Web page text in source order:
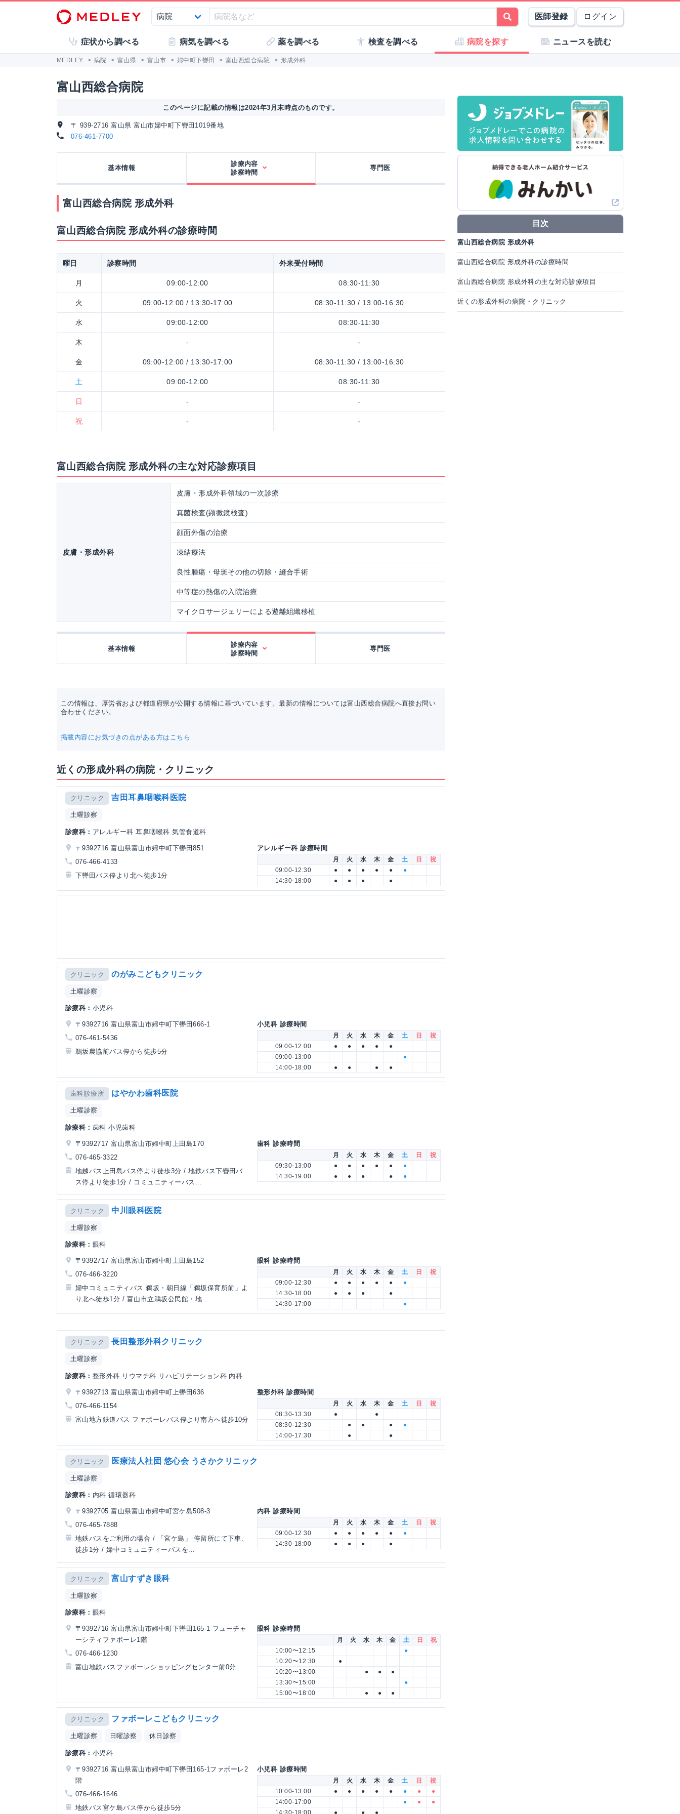
医師登録 ログイン
症状から調べる 病気を調べる 薬を調べる 検査を調べる 病院を探す ニュースを読む
MEDLEY > 病院 > 富山県 > 富山市 > 婦中町下轡田 > 富山西総合病院 > 形成外科
富山西総合病院
このページに記載の情報は2024年3月末時点のものです。
〒 939-2716 富山県 富山市婦中町下轡田1019番地
076-461-7700
基本情報
診療内容
診察時間
専門医
富山西総合病院 形成外科
富山西総合病院 形成外科の診療時間
曜日 診察時間 外来受付時間
月 09:00-12:00 08:30-11:30
火 09:00-12:00 / 13:30-17:00 08:30-11:30 / 13:00-16:30
水 09:00-12:00 08:30-11:30
木 - -
金 09:00-12:00 / 13:30-17:00 08:30-11:30 / 13:00-16:30
土 09:00-12:00 08:30-11:30
日 - -
祝 - -
富山西総合病院 形成外科の主な対応診療項目
皮膚・形成外科
皮膚・形成外科領域の一次診療
真菌検査(顕微鏡検査)
顔面外傷の治療
凍結療法
良性腫瘍・母斑その他の切除・縫合手術
中等症の熱傷の入院治療
マイクロサージェリーによる遊離組織移植
基本情報
診療内容
診察時間
専門医
この情報は、厚労省および都道府県が公開する情報に基づいています。最新の情報については富山西総合病院へ直接お問い
合わせください。
掲載内容にお気づきの点がある方はこちら
近くの形成外科の病院・クリニック
クリニック 吉田耳鼻咽喉科医院
土曜診察
診療科： アレルギー科 耳鼻咽喉科 気管食道科
〒9392716 富山県富山市婦中町下轡田851
076-466-4133
下轡田バス停より北へ徒歩1分
アレルギー科 診療時間
月 火 水 木 金 土 日
祝
09:00-12:30
● ● ● ● ●
●
14:30-18:00
● ● ● ●
クリニック のがみこどもクリニック
土曜診察
診療科： 小児科
〒9392716 富山県富山市婦中町下轡田666-1
076-461-5436
鵜坂農協前バス停から徒歩5分
小児科 診療時間
月 火 水 木 金 土 日
祝
09:00-12:00
● ● ● ●
●
09:00-13:00
●
14:00-18:00
● ● ● ●
歯科診療所 はやかわ歯科医院
土曜診察
診療科： 歯科 小児歯科
〒9392717 富山県富山市婦中町上田島170
076-465-3322
地越バス上田島バス停より徒歩3分 / 地鉄バス下轡田バ
ス停より徒歩1分 / コミュニティーバス...
歯科 診療時間
月 火 水 木 金 土 日
祝
09:30-13:00
● ● ● ● ●
●
14:30-19:00
● ● ● ● ●
クリニック 中川眼科医院
土曜診察
診療科： 眼科
〒9392717 富山県富山市婦中町上田島152
076-466-3220
婦中コミュニティバス 鵜坂・朝日線「鵜坂保育所前」よ
り北へ徒歩1分 / 富山市立鵜坂公民館・地...
眼科 診療時間
月 火 水 木 金 土 日
祝
09:00-12:30
● ● ● ● ●
●
14:30-18:00
● ● ●
●
14:30-17:00
●
クリニック 長田整形外科クリニック
土曜診察
診療科： 整形外科 リウマチ科 リハビリテーション科 内科
〒9392713 富山県富山市婦中町上轡田636
076-466-1154
富山地方鉄道バス ファボーレバス停より南方へ徒歩10分
整形外科 診療時間
月 火 水 木 金 土 日
祝
08:30-13:30
●
●
08:30-12:30
● ● ●
●
14:00-17:30
● ●
クリニック 医療法人社団 悠心会 うさかクリニック
土曜診察
診療科： 内科 循環器科
〒9392705 富山県富山市婦中町宮ケ島508-3
076-465-7888
地鉄バスをご利用の場合 / 「宮ケ島」 停留所にて下車、
徒歩1分 / 婦中コミュニティーバスを...
内科 診療時間
月 火 水 木 金 土 日
祝
09:00-12:30
● ● ● ● ●
●
14:30-18:00
● ● ● ●
クリニック 富山すずき眼科
土曜診察
診療科： 眼科
〒9392716 富山県富山市婦中町下轡田165-1 フューチャ
ーシティファボーレ1階
076-466-1230
富山地鉄バスファボーレショッピングセンター前0分
眼科 診療時間
月 火 水 木 金 土 日
祝
10:00〜12:15
●
10:20〜12:30
●
10:20〜13:00
● ●
●
13:30〜15:00
●
15:00〜18:00
● ● ●
クリニック ファボーレこどもクリニック
土曜診察 日曜診察 休日診察
診療科： 小児科
〒9392716 富山県富山市婦中町下轡田165-1ファボーレ2
階
076-466-1646
地鉄バス宮ケ島バス停から徒歩5分
小児科 診療時間
月 火 水 木 金 土 日
祝
10:00-13:00
● ● ● ● ● ● ●
●
14:00-17:00
● ●
●
14:30-18:00
● ● ●
目次
富山西総合病院 形成外科
富山西総合病院 形成外科の診療時間
富山西総合病院 形成外科の主な対応診療項目
近くの形成外科の病院・クリニック